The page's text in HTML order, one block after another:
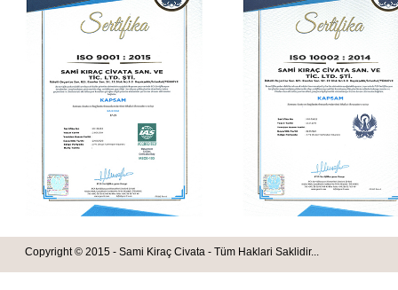
Copyright © 2015 - Sami Kiraç Civata - Tüm Haklari Saklidir...